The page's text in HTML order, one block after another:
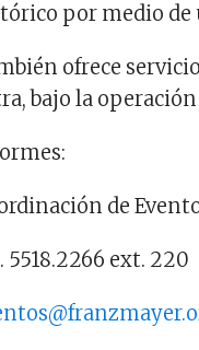
por medio de
ofrece
bajo la
de
5518.2266 ext. 220